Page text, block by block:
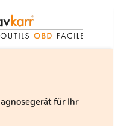
für Ihr